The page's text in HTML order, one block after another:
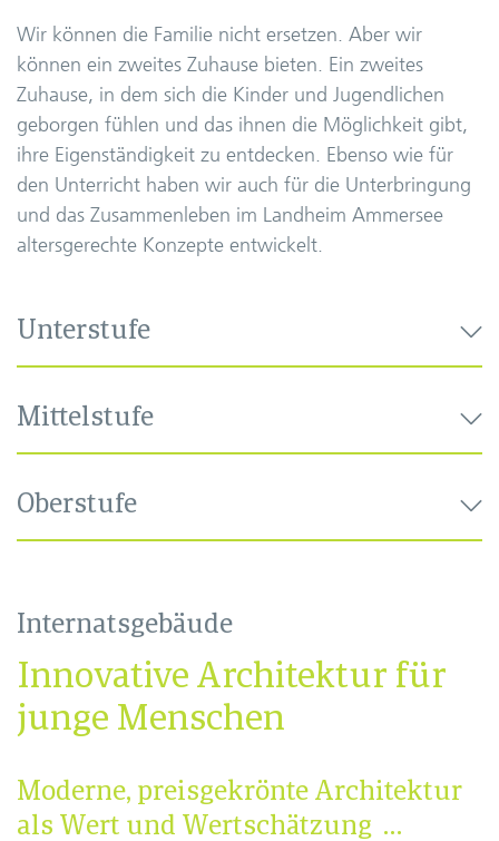
Wir können die Familie nicht ersetzen. Aber wir
können ein zweites Zuhause bieten. Ein zweites
Zuhause, in dem sich die Kinder und Jugendlichen
geborgen fühlen und das ihnen die Möglichkeit gibt,
ihre Eigenständigkeit zu entdecken. Ebenso wie für
den Unterricht haben wir auch für die Unterbringung
und das Zusammenleben im Landheim Ammersee
altersgerechte Konzepte entwickelt.
Unterstufe
Mittelstufe
Oberstufe
Internatsgebäude
Innovative Architektur für
junge Menschen
Moderne, preisgekrönte Architektur
als Wert und Wertschätzung …